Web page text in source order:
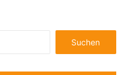
nach: